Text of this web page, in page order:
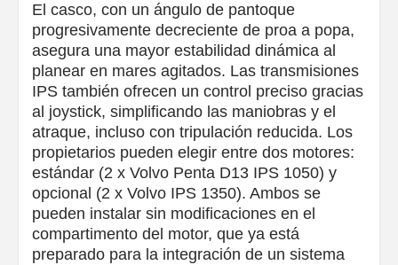
El casco, con un ángulo de pantoque
progresivamente decreciente de proa a popa,
asegura una mayor estabilidad dinámica al
planear en mares agitados. Las transmisiones
IPS también ofrecen un control preciso gracias
al joystick, simplificando las maniobras y el
atraque, incluso con tripulación reducida. Los
propietarios pueden elegir entre dos motores:
estándar (2 x Volvo Penta D13 IPS 1050) y
opcional (2 x Volvo IPS 1350). Ambos se
pueden instalar sin modificaciones en el
compartimento del motor, que ya está
preparado para la integración de un sistema